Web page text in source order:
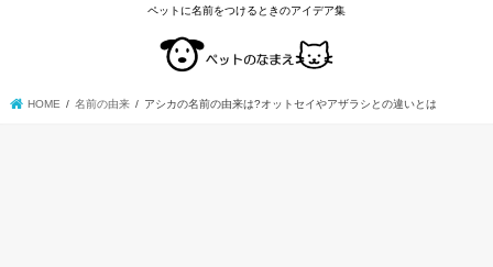
ペットに名前をつけるときのアイデア集
HOME 名前の由来 アシカの名前の由来は?オットセイやアザラシとの違いとは